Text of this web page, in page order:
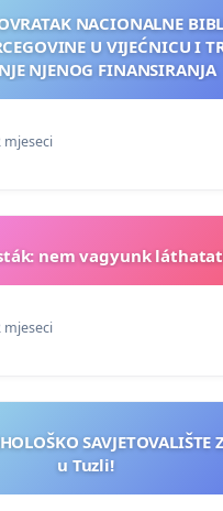
NACIONALNE
U VIJEĆNICU I
NJENOG FINANSIRANJA
mjeseci
nem vagyunk
mjeseci
SAVJETOVALIŠTE
u Tuzli!